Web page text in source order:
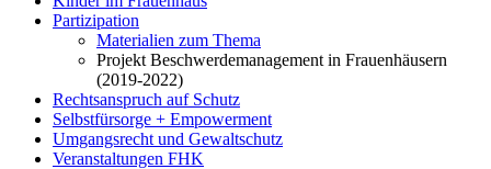
Partizipation
Materialien zum Thema
Projekt Beschwerdemanagement in Frauenhäusern
(2019-2022)
Rechtsanspruch auf Schutz
Selbstfürsorge + Empowerment
Umgangsrecht und Gewaltschutz
Veranstaltungen FHK